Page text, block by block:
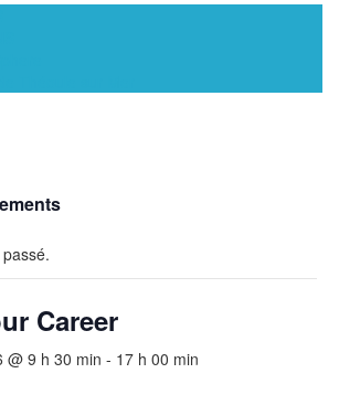
Career
@ 9 h 30 min - 17 h 00 min